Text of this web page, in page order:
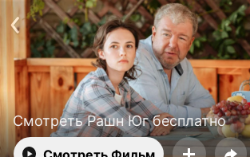
Смотреть Рашн Юг бесплатно
Поддержка: support@24h.tv
О сервисе
Пользовательское
Политика конфиденциальности
Для
Открыть приложение
Ввести промокод
Установить на ТВ
Бесплатные каналы